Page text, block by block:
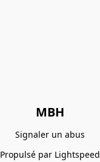
MBH
Signaler un abus
Propulsé par Lightspeed